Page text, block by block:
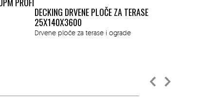
DECKING DRVENE PLOČE ZA TERASE
25X140X3600
Drvene ploče za terase i ograde